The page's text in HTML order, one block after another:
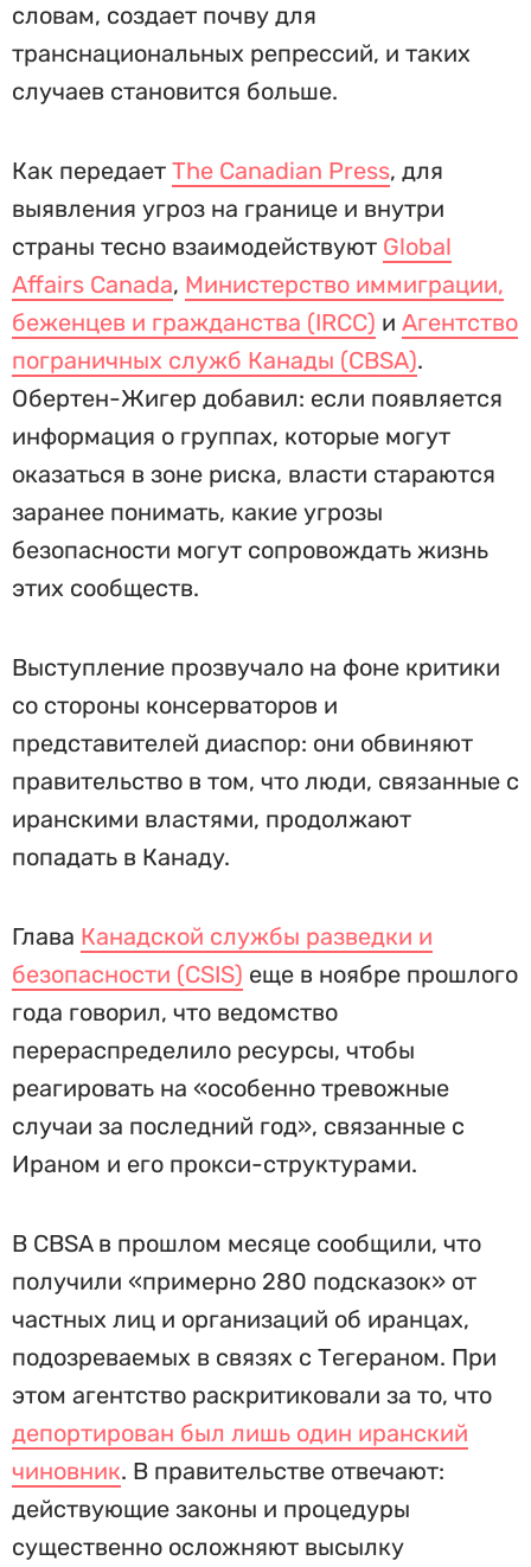
словам, создает почву для
транснациональных репрессий, и таких
случаев становится больше.
Как передает The Canadian Press, для
выявления угроз на границе и внутри
страны тесно взаимодействуют Global
Affairs Canada, Министерство иммиграции,
беженцев и гражданства (IRCC) и Агентство
пограничных служб Канады (CBSA).
Обертен-Жигер добавил: если появляется
информация о группах, которые могут
оказаться в зоне риска, власти стараются
заранее понимать, какие угрозы
безопасности могут сопровождать жизнь
этих сообществ.
Выступление прозвучало на фоне критики
со стороны консерваторов и
представителей диаспор: они обвиняют
правительство в том, что люди, связанные с
иранскими властями, продолжают
попадать в Канаду.
Глава Канадской службы разведки и
безопасности (CSIS) еще в ноябре прошлого
года говорил, что ведомство
перераспределило ресурсы, чтобы
реагировать на «особенно тревожные
случаи за последний год», связанные с
Ираном и его прокси-структурами.
В CBSA в прошлом месяце сообщили, что
получили «примерно 280 подсказок» от
частных лиц и организаций об иранцах,
подозреваемых в связях с Тегераном. При
этом агентство раскритиковали за то, что
депортирован был лишь один иранский
чиновник. В правительстве отвечают:
действующие законы и процедуры
существенно осложняют высылку